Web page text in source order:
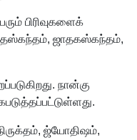
பிரிவுகளைக்
ஜாதகஸ்கந்தம்,
நான்கு
ஜ்யோதிஷம்,